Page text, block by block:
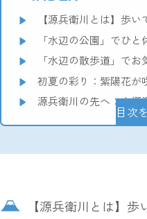
目次
【源兵衛川とは】歩
「水辺の公園」でひと
「水辺の散歩道」で
初夏の彩り：紫陽花が
源兵衛川の先へ：中郷
【源兵衛川とは】